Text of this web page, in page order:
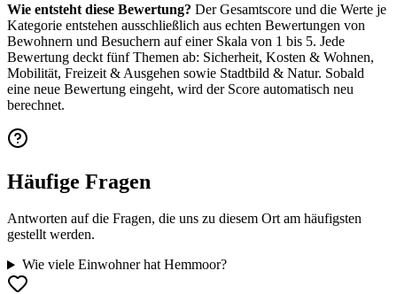
Wie entsteht diese Bewertung? Der Gesamtscore und die Werte je
Kategorie entstehen ausschließlich aus echten Bewertungen von
Bewohnern und Besuchern auf einer Skala von 1 bis 5. Jede
Bewertung deckt fünf Themen ab: Sicherheit, Kosten & Wohnen,
Mobilität, Freizeit & Ausgehen sowie Stadtbild & Natur. Sobald
eine neue Bewertung eingeht, wird der Score automatisch neu
berechnet.
Häufige Fragen
Antworten auf die Fragen, die uns zu diesem Ort am häufigsten
gestellt werden.
Wie viele Einwohner hat Hemmoor?